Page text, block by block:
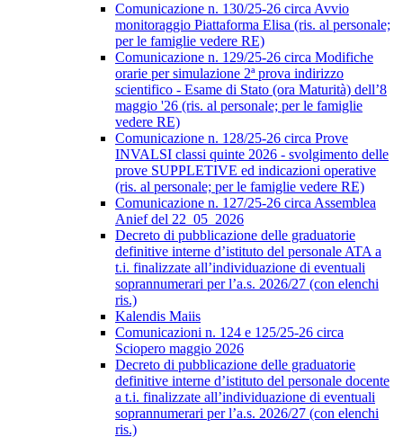
Comunicazione n. 130/25-26 circa Avvio
monitoraggio Piattaforma Elisa (ris. al personale;
per le famiglie vedere RE)
Comunicazione n. 129/25-26 circa Modifiche
orarie per simulazione 2ª prova indirizzo
scientifico - Esame di Stato (ora Maturità) dell’8
maggio '26 (ris. al personale; per le famiglie
vedere RE)
Comunicazione n. 128/25-26 circa Prove
INVALSI classi quinte 2026 - svolgimento delle
prove SUPPLETIVE ed indicazioni operative
(ris. al personale; per le famiglie vedere RE)
Comunicazione n. 127/25-26 circa Assemblea
Anief del 22_05_2026
Decreto di pubblicazione delle graduatorie
definitive interne d’istituto del personale ATA a
t.i. finalizzate all’individuazione di eventuali
soprannumerari per l’a.s. 2026/27 (con elenchi
ris.)
Kalendis Maiis
Comunicazioni n. 124 e 125/25-26 circa
Sciopero maggio 2026
Decreto di pubblicazione delle graduatorie
definitive interne d’istituto del personale docente
a t.i. finalizzate all’individuazione di eventuali
soprannumerari per l’a.s. 2026/27 (con elenchi
ris.)